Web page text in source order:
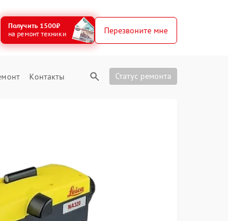
Получить 1500₽
на ремонт техники
Перезвоните мне
Контакты Статус ремонта